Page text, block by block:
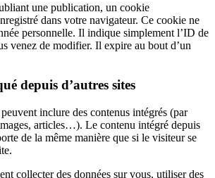
une publication, un cookie
dans votre navigateur. Ce cookie ne
personnelle. Il indique simplement l’ID de
venez de modifier. Il expire au bout d’un
depuis d’autres sites
inclure des contenus intégrés (par
articles…). Le contenu intégré depuis
de la même manière que si le visiteur se
collecter des données sur vous, utiliser des